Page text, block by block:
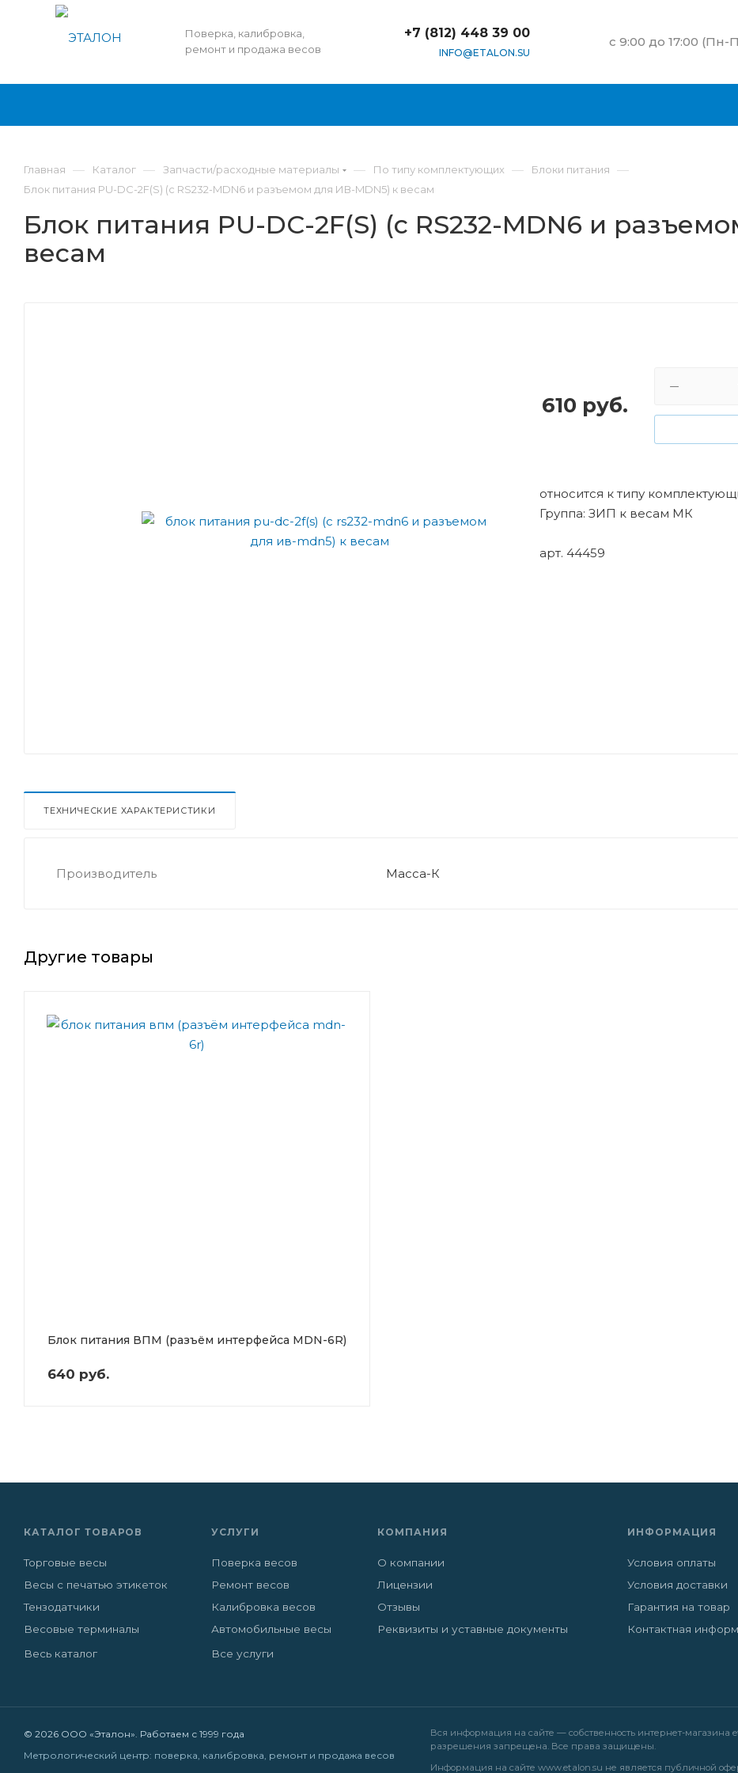
Поверка, калибровка,
ремонт и продажа весов
+7 (812) 448 39 00
INFO@ETALON.SU
c 9:00 до 17:00 (Пн-
Главная — Каталог — Запчасти/расходные материалы — По типу комплектующих — Блоки питания —
Блок питания PU-DC-2F(S) (с RS232-MDN6 и разъемом для ИВ-MDN5) к весам
Блок питания PU-DC-2F(S) (с RS232-MDN6 и
весам
610 руб.
относится к типу
Группа: ЗИП к весам МК
арт. 44459
ТЕХНИЧЕСКИЕ ХАРАКТЕРИСТИКИ
Производитель Масса-К
Другие товары
Блок питания ВПМ (разъём интерфейса MDN-6R)
640 руб.
КАТАЛОГ ТОВАРОВ
Торговые весы
Весы с печатью этикеток
Тензодатчики
Весовые терминалы
Весь каталог
УСЛУГИ
Поверка весов
Ремонт весов
Калибровка весов
Автомобильные весы
Все услуги
КОМПАНИЯ
О компании
Лицензии
Отзывы
Реквизиты и уставные документы
ИНФОРМАЦИЯ
Условия оплаты
Условия доставки
Гарантия на товар
Контактная
© 2026 ООО «Эталон». Работаем с 1999 года
Метрологический центр: поверка, калибровка, ремонт и продажа весов
Вся информация на сайте — собственность интернет-
разрешения запрещена. Все права защищены.
Информация на сайте www.etalon.su не является публичной